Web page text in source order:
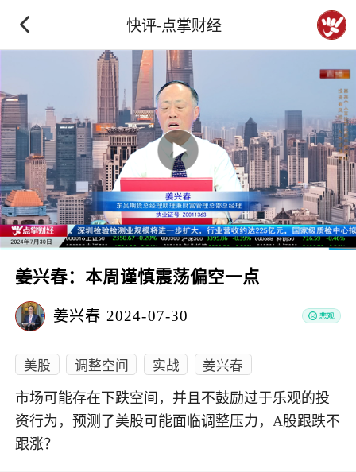
快评-点掌财经
姜兴春：本周谨慎震荡偏空一点
姜兴春 2024-07-30
美股 调整空间 实战 姜兴春
市场可能存在下跌空间，并且不鼓励过于乐观的投
资行为，预测了美股可能面临调整压力，A股跟跌不
跟涨？